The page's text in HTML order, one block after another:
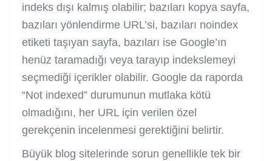
indeks dışı kalmış olabilir; bazıları kopya sayfa,
bazıları yönlendirme URL’si, bazıları noindex
etiketi taşıyan sayfa, bazıları ise Google’ın
henüz taramadığı veya tarayıp indekslemeyi
seçmediği içerikler olabilir. Google da raporda
“Not indexed” durumunun mutlaka kötü
olmadığını, her URL için verilen özel
gerekçenin incelenmesi gerektiğini belirtir.
Büyük blog sitelerinde sorun genellikle tek bir